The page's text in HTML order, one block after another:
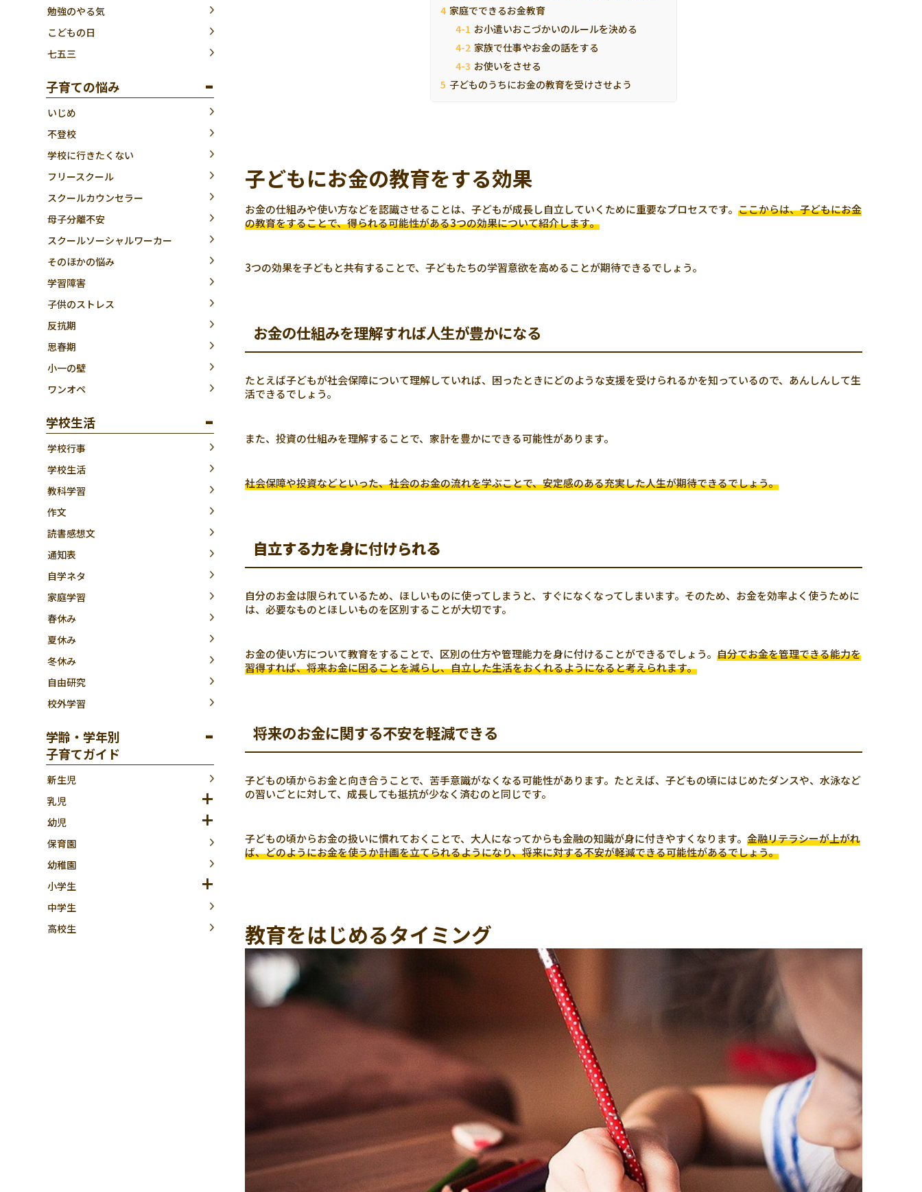
勉強のやる気
こどもの日
七五三
子育ての悩み
いじめ
不登校
学校に行きたくない
フリースクール
スクールカウンセラー
母子分離不安
スクールソーシャルワーカー
そのほかの悩み
学習障害
子供のストレス
反抗期
思春期
小一の壁
ワンオペ
学校生活
学校行事
学校生活
教科学習
作文
読書感想文
通知表
自学ネタ
家庭学習
春休み
夏休み
冬休み
自由研究
校外学習
学齢・学年別
子育てガイド
新生児
乳児
幼児
保育園
幼稚園
小学生
中学生
高校生
家庭でできるお金教育
お小遣いおこづかいのルールを決める
家族で仕事やお金の話をする
お使いをさせる
子どものうちにお金の教育を受けさせよう
子どもにお金の教育をする効果
お金の仕組みや使い方などを認識させることは、子どもが成長し自立していくために重要なプロセスです。 ここからは、子どもにお金
の教育をすることで、得られる可能性がある3つの効果について紹介します。
3つの効果を子どもと共有することで、子どもたちの学習意欲を高めることが期待できるでしょう。
お金の仕組みを理解すれば人生が豊かになる
たとえば子どもが社会保障について理解していれば、困ったときにどのような支援を受けられるかを知っているので、あんしんして生
活できるでしょう。
また、投資の仕組みを理解することで、家計を豊かにできる可能性があります。
社会保障や投資などといった、社会のお金の流れを学ぶことで、安定感のある充実した人生が期待できるでしょう。
自立する力を身に付けられる
自分のお金は限られているため、ほしいものに使ってしまうと、すぐになくなってしまいます。そのため、お金を効率よく使うために
は、必要なものとほしいものを区別することが大切です。
お金の使い方について教育をすることで、区別の仕方や管理能力を身に付けることができるでしょう。 自分でお金を管理できる能力を
習得すれば、将来お金に困ることを減らし、自立した生活をおくれるようになると考えられます。
将来のお金に関する不安を軽減できる
子どもの頃からお金と向き合うことで、苦手意識がなくなる可能性があります。たとえば、子どもの頃にはじめたダンスや、水泳など
の習いごとに対して、成長しても抵抗が少なく済むのと同じです。
子どもの頃からお金の扱いに慣れておくことで、大人になってからも金融の知識が身に付きやすくなります。 金融リテラシーが上がれ
ば、どのようにお金を使うか計画を立てられるようになり、将来に対する不安が軽減できる可能性があるでしょう。
教育をはじめるタイミング